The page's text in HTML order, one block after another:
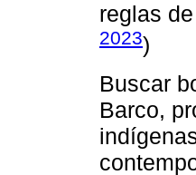
reglas
2023)
Buscar
Barco,